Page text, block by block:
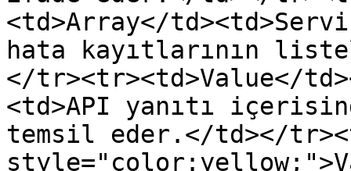
<td>Array</
hata kayıtlarının
</tr><tr><td>Value</
<td>API yanıtı
temsil eder.</td></